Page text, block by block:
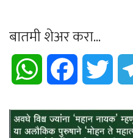
बातमी शेअर करा...
WhatsApp Facebook